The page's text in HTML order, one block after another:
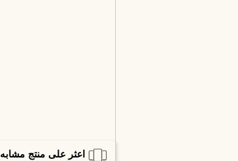
اعثر على منتج مشابه